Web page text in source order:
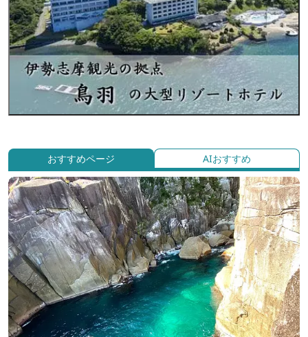
おすすめページ AIおすすめ